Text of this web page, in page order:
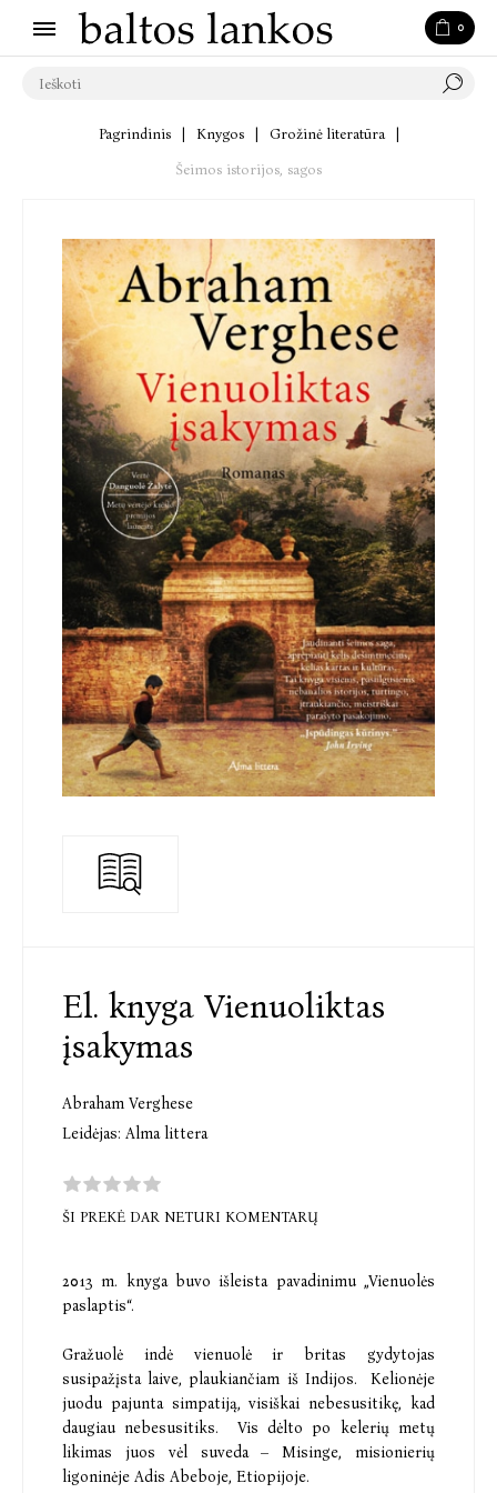
0
Pagrindinis Knygos Grožinė literatūra
Šeimos istorijos, sagos
El. knyga Vienuoliktas
įsakymas
Abraham Verghese
Leidėjas: Alma littera
ŠI PREKĖ DAR NETURI KOMENTARŲ
2013 m. knyga buvo išleista pavadinimu „Vienuolės
paslaptis“.
Gražuolė indė vienuolė ir britas gydytojas
susipažįsta laive, plaukiančiam iš Indijos.
Kelionėje
juodu pajunta simpatiją, visiškai nebesusitikę, kad
daugiau nebesusitiks.
Vis dėlto po kelerių metų
likimas juos vėl suveda – Misinge, misionierių
ligoninėje Adis Abeboje, Etiopijoje.